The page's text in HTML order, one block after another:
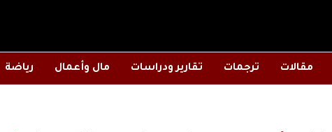
مقالات ترجمات تقارير ودراسات مال وأعمال رياضة